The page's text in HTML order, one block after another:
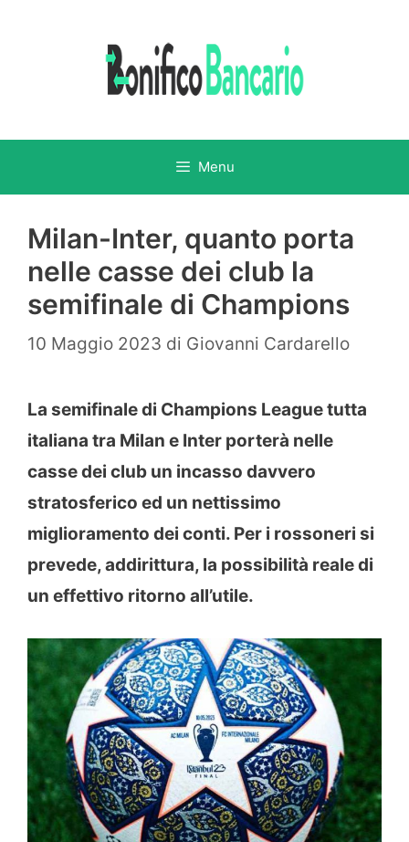
Menu
Milan-Inter, quanto porta
nelle casse dei club la
semifinale di Champions
10 Maggio 2023 di Giovanni Cardarello
La semifinale di Champions League tutta
italiana tra Milan e Inter porterà nelle
casse dei club un incasso davvero
stratosferico ed un nettissimo
miglioramento dei conti. Per i rossoneri si
prevede, addirittura, la possibilità reale di
un effettivo ritorno all’utile.